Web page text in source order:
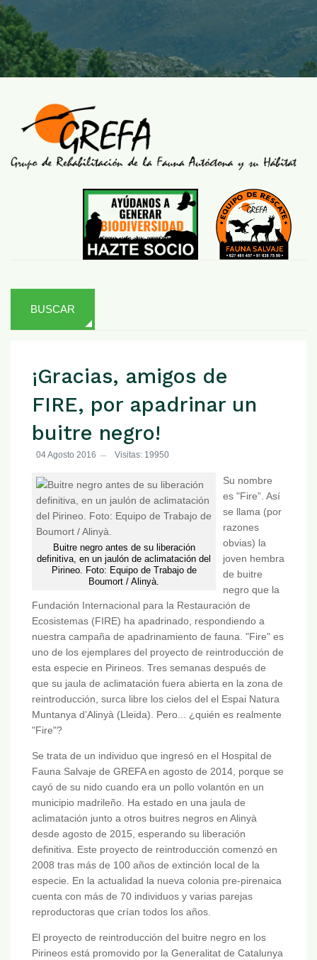
BUSCAR
¡Gracias, amigos de
FIRE, por apadrinar un
buitre negro!
04 Agosto 2016 Visitas: 19950
Buitre negro antes de su liberación
definitiva, en un jaulón de aclimatación del
Pirineo. Foto: Equipo de Trabajo de
Boumort / Alinyà.
Su nombre
es "Fire”. Así
se llama (por
razones
obvias) la
joven hembra
de buitre
negro que la
Fundación Internacional para la Restauración de
Ecosistemas (FIRE) ha apadrinado, respondiendo a
nuestra campaña de apadrinamiento de fauna. "Fire" es
uno de los ejemplares del proyecto de reintroducción de
esta especie en Pirineos. Tres semanas después de
que su jaula de aclimatación fuera abierta en la zona de
reintroducción, surca libre los cielos del el Espai Natura
Muntanya d’Alinyà (Lleida). Pero... ¿quién es realmente
"Fire"?
Se trata de un individuo que ingresó en el Hospital de
Fauna Salvaje de GREFA en agosto de 2014, porque se
cayó de su nido cuando era un pollo volantón en un
municipio madrileño. Ha estado en una jaula de
aclimatación junto a otros buitres negros en Alinyà
desde agosto de 2015, esperando su liberación
definitiva. Este proyecto de reintroducción comenzó en
2008 tras más de 100 años de extinción local de la
especie. En la actualidad la nueva colonia pre-pirenaica
cuenta con más de 70 individuos y varias parejas
reproductoras que crían todos los años.
El proyecto de reintroducción del buitre negro en los
Pirineos está promovido por la Generalitat de Catalunya